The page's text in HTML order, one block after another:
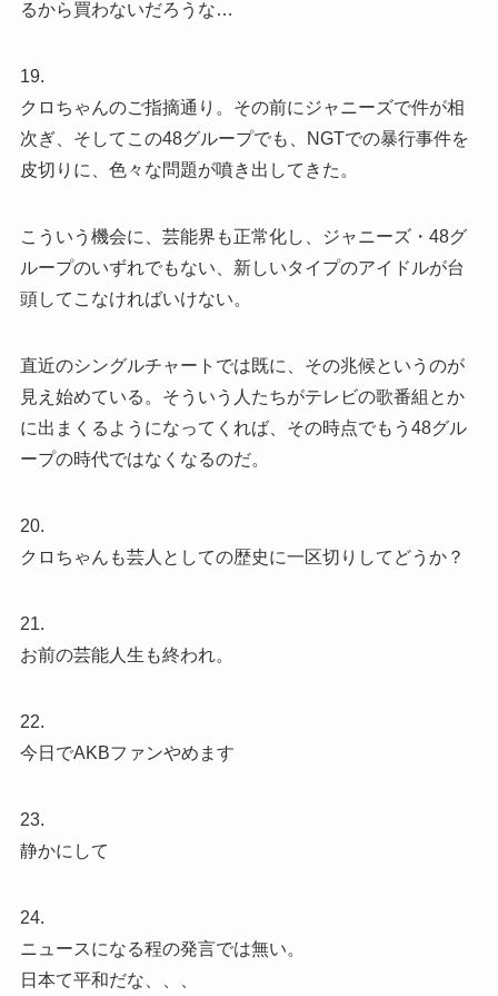
るから買わないだろうな…
19.
クロちゃんのご指摘通り。その前にジャニーズで件が相
次ぎ、そしてこの48グループでも、NGTでの暴行事件を
皮切りに、色々な問題が噴き出してきた。
こういう機会に、芸能界も正常化し、ジャニーズ・48グ
ループのいずれでもない、新しいタイプのアイドルが台
頭してこなければいけない。
直近のシングルチャートでは既に、その兆候というのが
見え始めている。そういう人たちがテレビの歌番組とか
に出まくるようになってくれば、その時点でもう48グル
ープの時代ではなくなるのだ。
20.
クロちゃんも芸人としての歴史に一区切りしてどうか？
21.
お前の芸能人生も終われ。
22.
今日でAKBファンやめます
23.
静かにして
24.
ニュースになる程の発言では無い。
日本て平和だな、、、